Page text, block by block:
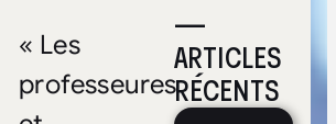
—
ARTICLES
RÉCENTS
« Les
professeures